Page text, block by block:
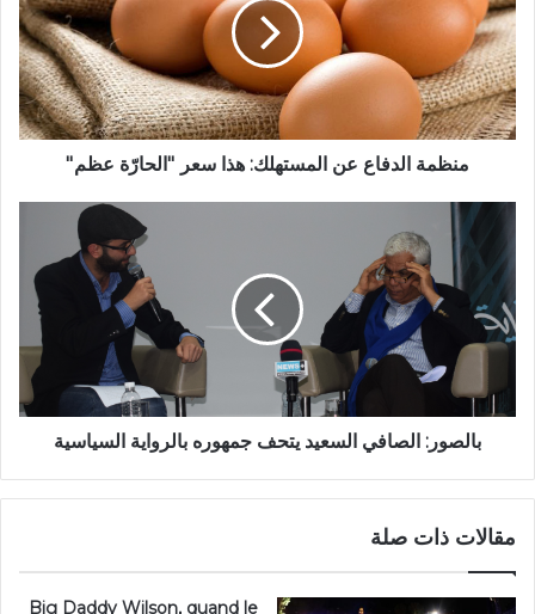
منظمة الدفاع عن المستهلك: هذا سعر ''الحارّة عظم''
بالصور: الصافي السعيد يتحف جمهوره بالرواية السياسية
مقالات ذات صلة
Big Daddy Wilson, quand le